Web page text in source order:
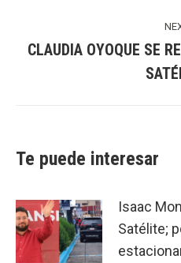
CLAUDIA OYOQUE SE
Te puede interesar
Isaac
Satélite;